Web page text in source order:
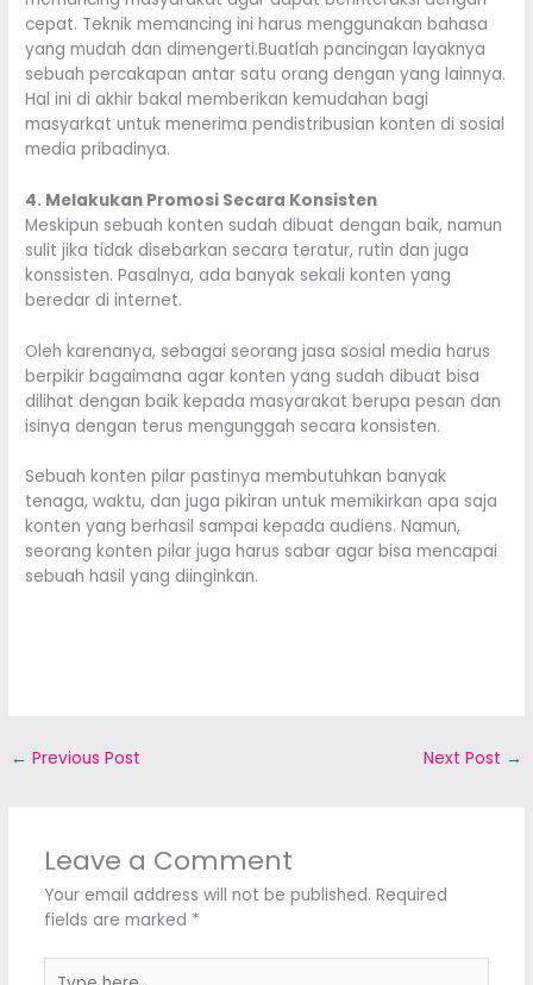
cepat. Teknik memancing ini harus menggunakan bahasa
yang mudah dan dimengerti.Buatlah pancingan layaknya
sebuah percakapan antar satu orang dengan yang lainnya.
Hal ini di akhir bakal memberikan kemudahan bagi
masyarkat untuk menerima pendistribusian konten di sosial
media pribadinya.
4. Melakukan Promosi Secara Konsisten
Meskipun sebuah konten sudah dibuat dengan baik, namun
sulit jika tidak disebarkan secara teratur, rutin dan juga
konssisten. Pasalnya, ada banyak sekali konten yang
beredar di internet.
Oleh karenanya, sebagai seorang jasa sosial media harus
berpikir bagaimana agar konten yang sudah dibuat bisa
dilihat dengan baik kepada masyarakat berupa pesan dan
isinya dengan terus mengunggah secara konsisten.
Sebuah konten pilar pastinya membutuhkan banyak
tenaga, waktu, dan juga pikiran untuk memikirkan apa saja
konten yang berhasil sampai kepada audiens. Namun,
seorang konten pilar juga harus sabar agar bisa mencapai
sebuah hasil yang diinginkan.
← Previous Post Next Post →
Leave a Comment
Your email address will not be published. Required
fields are marked *